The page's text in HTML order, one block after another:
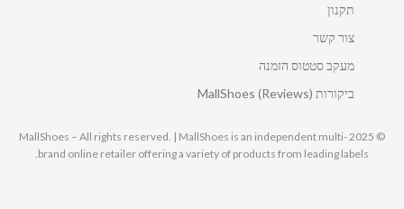
תקנון
צור קשר
מעקב סטטוס הזמנה
ביקורות MallShoes (Reviews)
© 2025 MallShoes – All rights reserved. | MallShoes is an independent multi-
brand online retailer offering a variety of products from leading labels.